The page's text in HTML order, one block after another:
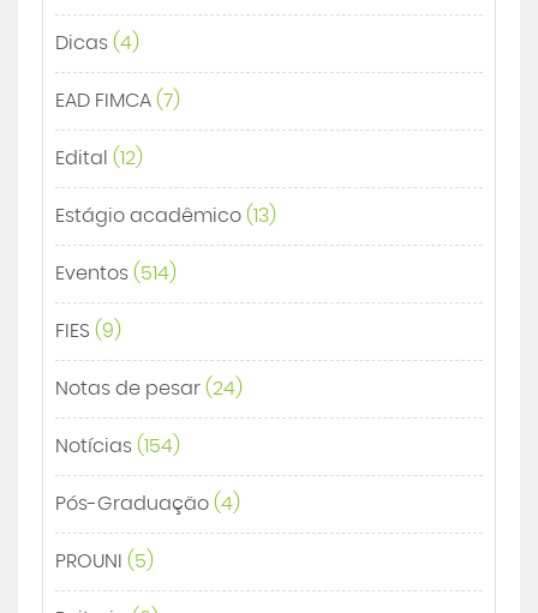
Dicas (4)
EAD FIMCA (7)
Edital (12)
Estágio acadêmico (13)
Eventos (514)
FIES (9)
Notas de pesar (24)
Notícias (154)
Pós-Graduação (4)
PROUNI (5)